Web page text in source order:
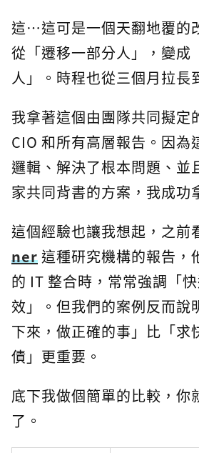
這…這可是一個天翻地覆的
從「遷移一部分人」，變成
人」。時程也從三個月拉長
我拿著這個由團隊共同擬定
CIO 和所有高層報告。因為
邏輯、解決了根本問題、並
家共同背書的方案，我成功
這個經驗也讓我想起，之前
ner這種研究機構的報告，
的 IT 整合時，常常強調「
效」。但我們的案例反而說
下來，做正確的事」比「求
債」更重要。
底下我做個簡單的比較，你
了。